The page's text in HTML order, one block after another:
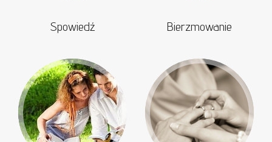
Spowiedź Bierzmowanie